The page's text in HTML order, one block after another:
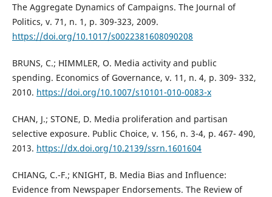
The Aggregate Dynamics of Campaigns. The Journal of
Politics, v. 71, n. 1, p. 309-323, 2009.
https://doi.org/10.1017/s0022381608090208
BRUNS, C.; HIMMLER, O. Media activity and public
spending. Economics of Governance, v. 11, n. 4, p. 309- 332,
2010. https://doi.org/10.1007/s10101-010-0083-x
CHAN, J.; STONE, D. Media proliferation and partisan
selective exposure. Public Choice, v. 156, n. 3-4, p. 467- 490,
2013. https://dx.doi.org/10.2139/ssrn.1601604
CHIANG, C.-F.; KNIGHT, B. Media Bias and Influence:
Evidence from Newspaper Endorsements. The Review of